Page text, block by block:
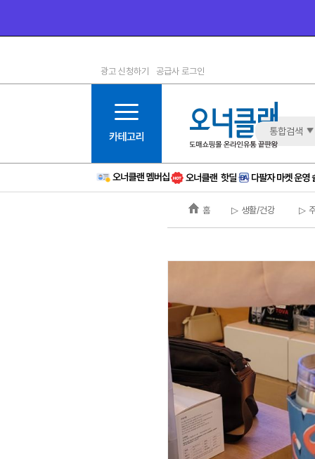
1등급
6등급
11등급
12등급
15등급
16등급
광고 신청하기 공급사 로그인
통합검색
홈 ▷ 생활/건강 ▷